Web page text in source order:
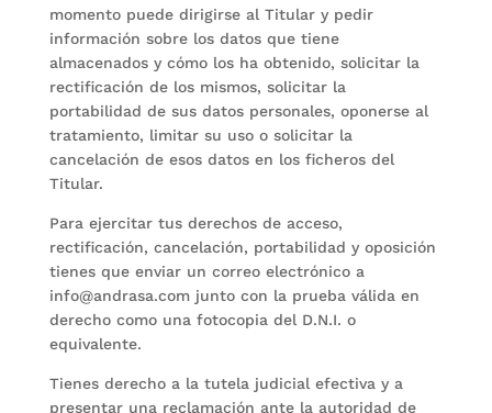
momento puede dirigirse al Titular y pedir
información sobre los datos que tiene
almacenados y cómo los ha obtenido, solicitar la
rectificación de los mismos, solicitar la
portabilidad de sus datos personales, oponerse al
tratamiento, limitar su uso o solicitar la
cancelación de esos datos en los ficheros del
Titular.
Para ejercitar tus derechos de acceso,
rectificación, cancelación, portabilidad y oposición
tienes que enviar un correo electrónico a
info@andrasa.com junto con la prueba válida en
derecho como una fotocopia del D.N.I. o
equivalente.
Tienes derecho a la tutela judicial efectiva y a
presentar una reclamación ante la autoridad de